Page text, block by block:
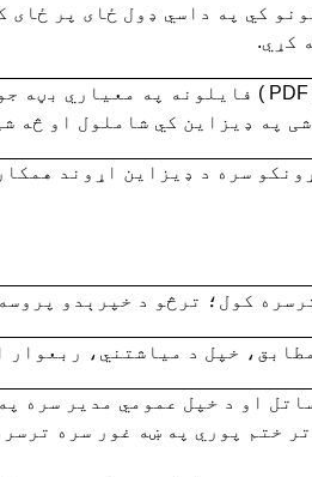
کي په داسي ډول ځای پر ځای
کړي.
PDF ) فايلونه په معياري بڼه
په ډيزاين کي شاملول او څه
سره د ډيزاين اړوند
کول؛ ترڅو د خپرېدو
خپل د مياشتني، ربعوار
او د خپل عمومي مدير سره
ختم پوري په ښه غور سره